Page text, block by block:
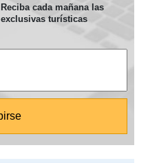
Reciba cada mañana las
exclusivas turísticas